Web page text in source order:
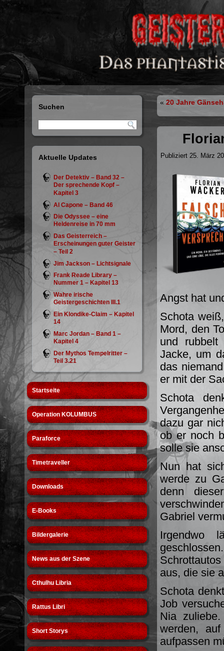
Suchen
Aktuelle Updates
Der Detektiv – Band 32 –
Der sprechende Kopf –
Kapitel 3
Al Capone – Band 46
Die Odyssee – eine
Heldenreise in 70 mm
Das Geisterreich –
Erscheinungen guter Geister
– Teil 2
Jim Jackson – Lichtsignale
Frank Reade Library –
Nummer 1 – Kapitel 13
Wahre irische
Geistergeschichten III.1
Ein Klondike-Claim – Kapitel
14
Marc Jordan – Band 1 –
Kapitel 4
Der Mythos Tempelritter –
Teil 3.21
Startseite
Operation KOLUMBUS
Paraforce
Timetraveller
Downloads
E-Books
Bildergalerie
News aus der Szene
Cthulhu Libria
Rattus Libri
Short Storys
« 20 Jahre
Publiziert 25. März
Angst hat
Schota
Mord, den
und
Jacke, um
das
er mit der
Schota
dazu gar
ob er noch
solle sie
Nun hat
werde zu
denn
Gabriel
Irgendwo
aus, die sie
Schota
Job
Nia
werden,
aufpassen